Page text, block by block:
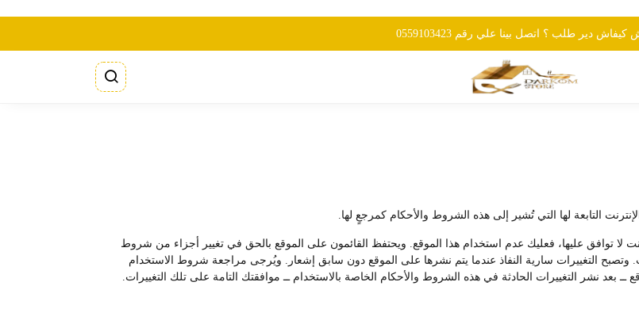
دير طلب ؟ اتصل بينا علي رقم 0559103423
التابعة لها التي تُشير إلى هذه الشروط والأحكام كمرجعٍ لها.
لا توافق عليها، فعليك عدم استخدام هذا الموقع. ويحتفظ القائمون على الموقع بالحق في تغيير أجزاء من شروط
وتصبح التغييرات سارية النفاذ عندما يتم نشرها على الموقع دون سابق إشعار. ويُرجى مراجعة شروط الاستخدام
بعد نشر التغييرات الحادثة في هذه الشروط والأحكام الخاصة بالاستخدام ــ موافقتك التامة على تلك التغييرات.